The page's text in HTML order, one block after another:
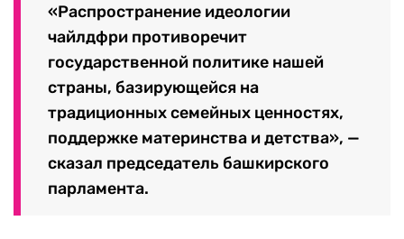
«Распространение идеологии
чайлдфри противоречит
государственной политике нашей
страны, базирующейся на
традиционных семейных ценностях,
поддержке материнства и детства», —
сказал председатель башкирского
парламента.